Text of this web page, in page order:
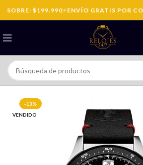
SOBRE: $199.990⚡ENVÍO GRATIS POR
-13%
VENDIDO